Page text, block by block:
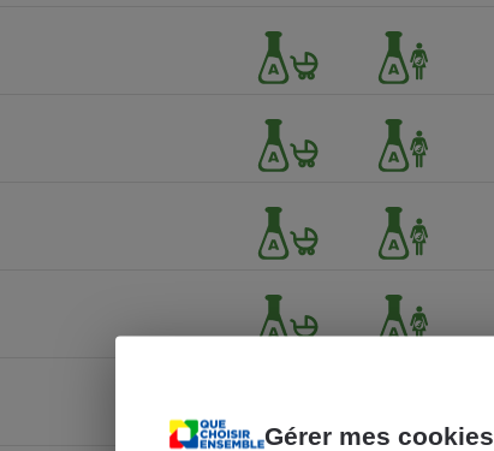
Gérer mes cookies
Réfrigérateur